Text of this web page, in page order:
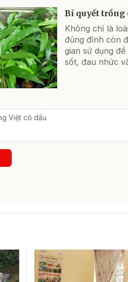
Bí quyết trồng
Không chỉ là
đủng đỉnh còn
gian sử dụng
sốt, đau nhức